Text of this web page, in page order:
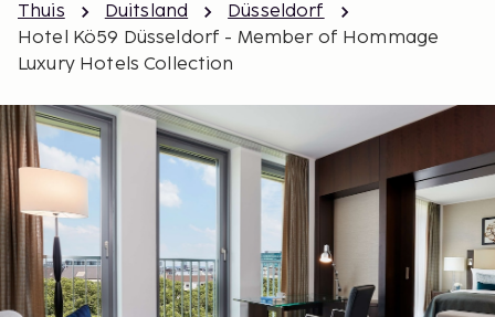
Thuis Duitsland
Düsseldorf
Hotel Kö59 Düsseldorf - Member of Hommage
Luxury Hotels Collection